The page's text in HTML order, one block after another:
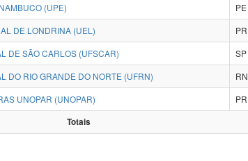
(UPE)
PE
DE LONDRINA (UEL)
PR
DE SÃO CARLOS (UFSCAR)
SP
DO RIO GRANDE DO NORTE (UFRN)
RN
UNOPAR (UNOPAR)
PR
Totais